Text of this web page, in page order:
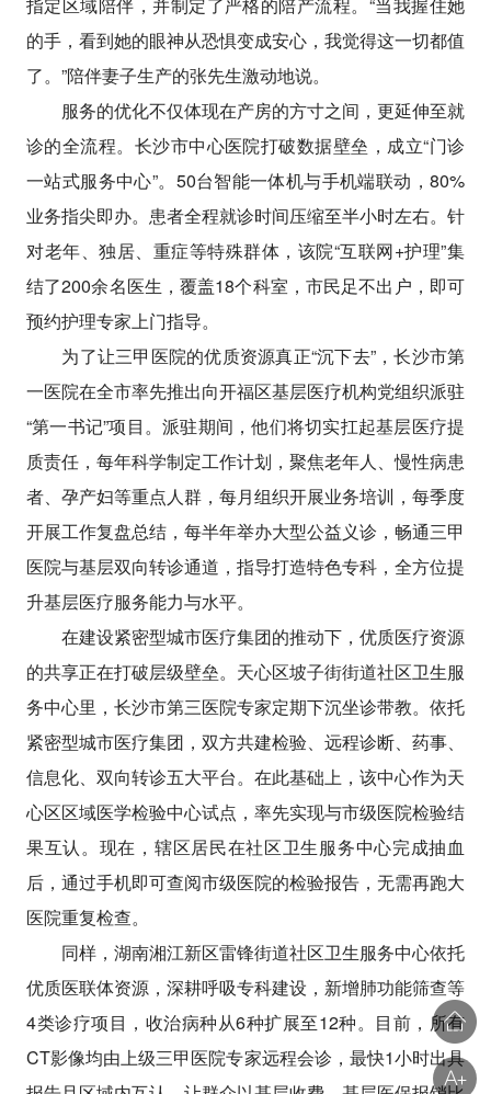
指定区域陪伴，并制定了严格的陪产流程。“当我握住她
的手，看到她的眼神从恐惧变成安心，我觉得这一切都值
了。”陪伴妻子生产的张先生激动地说。
服务的优化不仅体现在产房的方寸之间，更延伸至就
诊的全流程。长沙市中心医院打破数据壁垒，成立“门诊
一站式服务中心”。50台智能一体机与手机端联动，80%
业务指尖即办。患者全程就诊时间压缩至半小时左右。针
对老年、独居、重症等特殊群体，该院“互联网+护理”集
结了200余名医生，覆盖18个科室，市民足不出户，即可
预约护理专家上门指导。
为了让三甲医院的优质资源真正“沉下去”，长沙市第
一医院在全市率先推出向开福区基层医疗机构党组织派驻
“第一书记”项目。派驻期间，他们将切实扛起基层医疗提
质责任，每年科学制定工作计划，聚焦老年人、慢性病患
者、孕产妇等重点人群，每月组织开展业务培训，每季度
开展工作复盘总结，每半年举办大型公益义诊，畅通三甲
医院与基层双向转诊通道，指导打造特色专科，全方位提
升基层医疗服务能力与水平。
在建设紧密型城市医疗集团的推动下，优质医疗资源
的共享正在打破层级壁垒。天心区坡子街街道社区卫生服
务中心里，长沙市第三医院专家定期下沉坐诊带教。依托
紧密型城市医疗集团，双方共建检验、远程诊断、药事、
信息化、双向转诊五大平台。在此基础上，该中心作为天
心区区域医学检验中心试点，率先实现与市级医院检验结
果互认。现在，辖区居民在社区卫生服务中心完成抽血
后，通过手机即可查阅市级医院的检验报告，无需再跑大
医院重复检查。
同样，湖南湘江新区雷锋街道社区卫生服务中心依托
优质医联体资源，深耕呼吸专科建设，新增肺功能筛查等
4类诊疗项目，收治病种从6种扩展至12种。目前，所有
CT影像均由上级三甲医院专家远程会诊，最快1小时出具